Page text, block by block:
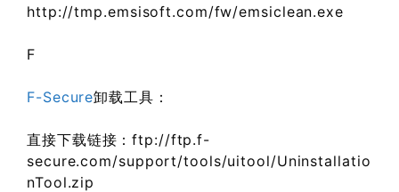
http://tmp.emsisoft.com/fw/emsiclean.exe
F
F-Secure卸载工具：
直接下载链接：ftp://ftp.f-
secure.com/support/tools/uitool/Uninstallatio
nTool.zip